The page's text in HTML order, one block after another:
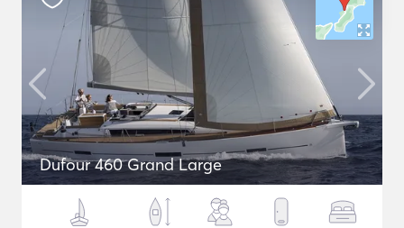
Dufour 460 Grand Large